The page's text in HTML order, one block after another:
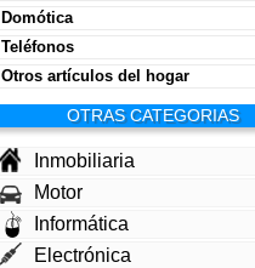
Domótica
Teléfonos
Otros artículos del hogar
OTRAS CATEGORIAS
Inmobiliaria
Motor
Informática
Electrónica